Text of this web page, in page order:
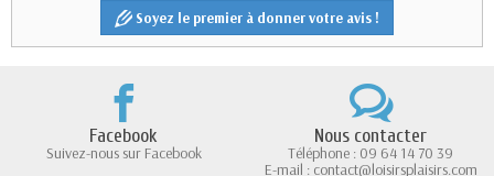
Soyez le premier à donner votre avis !
Facebook
Suivez-nous sur Facebook
Nous contacter
Téléphone : 09 64 14 70 39
E-mail : contact@loisirsplaisirs.com